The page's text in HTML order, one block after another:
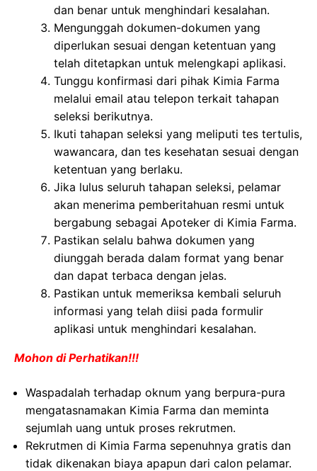
dan benar untuk menghindari kesalahan.
Mengunggah dokumen-dokumen yang
diperlukan sesuai dengan ketentuan yang
telah ditetapkan untuk melengkapi aplikasi.
Tunggu konfirmasi dari pihak Kimia Farma
melalui email atau telepon terkait tahapan
seleksi berikutnya.
Ikuti tahapan seleksi yang meliputi tes tertulis,
wawancara, dan tes kesehatan sesuai dengan
ketentuan yang berlaku.
Jika lulus seluruh tahapan seleksi, pelamar
akan menerima pemberitahuan resmi untuk
bergabung sebagai Apoteker di Kimia Farma.
Pastikan selalu bahwa dokumen yang
diunggah berada dalam format yang benar
dan dapat terbaca dengan jelas.
Pastikan untuk memeriksa kembali seluruh
informasi yang telah diisi pada formulir
aplikasi untuk menghindari kesalahan.
Mohon di Perhatikan!!!
Waspadalah terhadap oknum yang berpura-pura
mengatasnamakan Kimia Farma dan meminta
sejumlah uang untuk proses rekrutmen.
Rekrutmen di Kimia Farma sepenuhnya gratis dan
tidak dikenakan biaya apapun dari calon pelamar.